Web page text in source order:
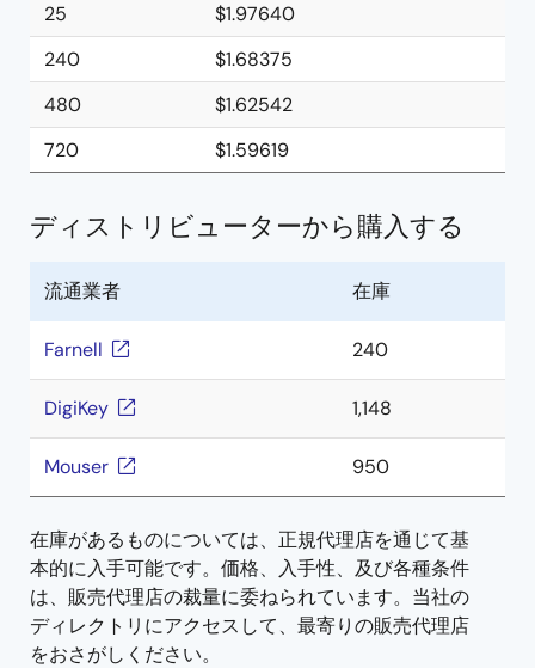
25
$1.97640
240
$1.68375
480
$1.62542
720
$1.59619
ディストリビューターから購入する
流通業者 在庫
Farnell 240
DigiKey 1,148
Mouser 950
在庫があるものについては、正規代理店を通じて基
本的に入手可能です。価格、入手性、及び各種条件
は、販売代理店の裁量に委ねられています。当社の
ディレクトリにアクセスして、最寄りの販売代理店
をおさがしください。